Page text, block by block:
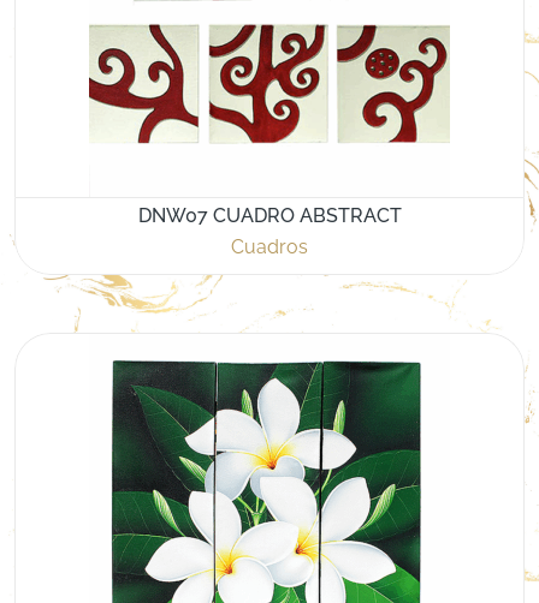
DNW07 CUADRO ABSTRACT
Cuadros